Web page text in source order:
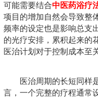
可能需要结合中医药浴疗
项目的增加自然会导致整
频率的设定也是影响总支
的光疗安排，累积起来的
医治计划对于控制成本至
医治周期的长短同样
言，一个完整的疗程通常